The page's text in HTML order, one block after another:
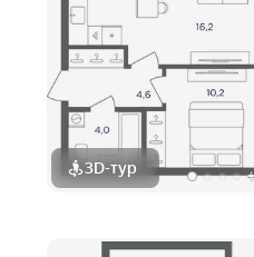
3D-тур